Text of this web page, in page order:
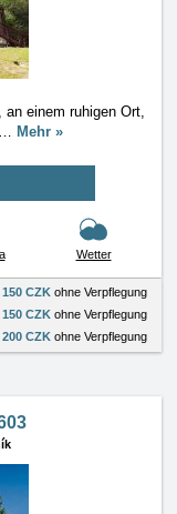
einem ruhigen Ort,
… Mehr »
Wetter
150 CZK ohne Verpflegung
150 CZK ohne Verpflegung
200 CZK ohne Verpflegung